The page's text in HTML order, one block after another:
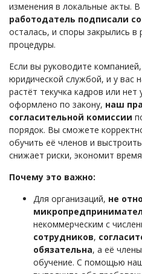
изменения в локальные акты. В
работодатель подписали
осталась, и споры закрылись в
процедуры.
Если вы руководите
юридической службой, и у вас
растёт текучка кадров или нет
оформлено по закону, наш
согласительной комиссии
порядок. Вы сможете
обучить её членов и
снижает риски, экономит
Почему это важно:
Для организаций, не
некоммерческим с
сотрудников,
обязательна, а её
обучение. С помощью